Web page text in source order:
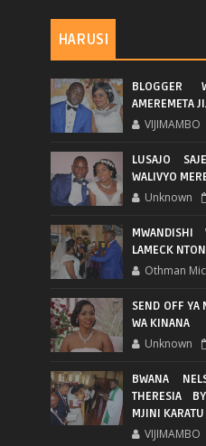
HARUSI
AMEREMETA
VIJIMAMBO
LUSAJO
WALIVYO
Unknown
LAMECK
Othman
SEND OFF YA
WA KINANA
Unknown
BWANA
THERESIA
MJINI KARATU
VIJIMAMBO